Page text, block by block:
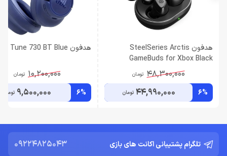
هدفون SteelSeries Arctis
GameBuds for Xbox Black
48,300,000 تومان
6%
44,990,000 تومان
هدفون JBL Tune 730 BT Blue
10,200,000 تومان
6%
9,500,000 تومان
تلگرام پشتیبانی اکانت های بازی 09224825043